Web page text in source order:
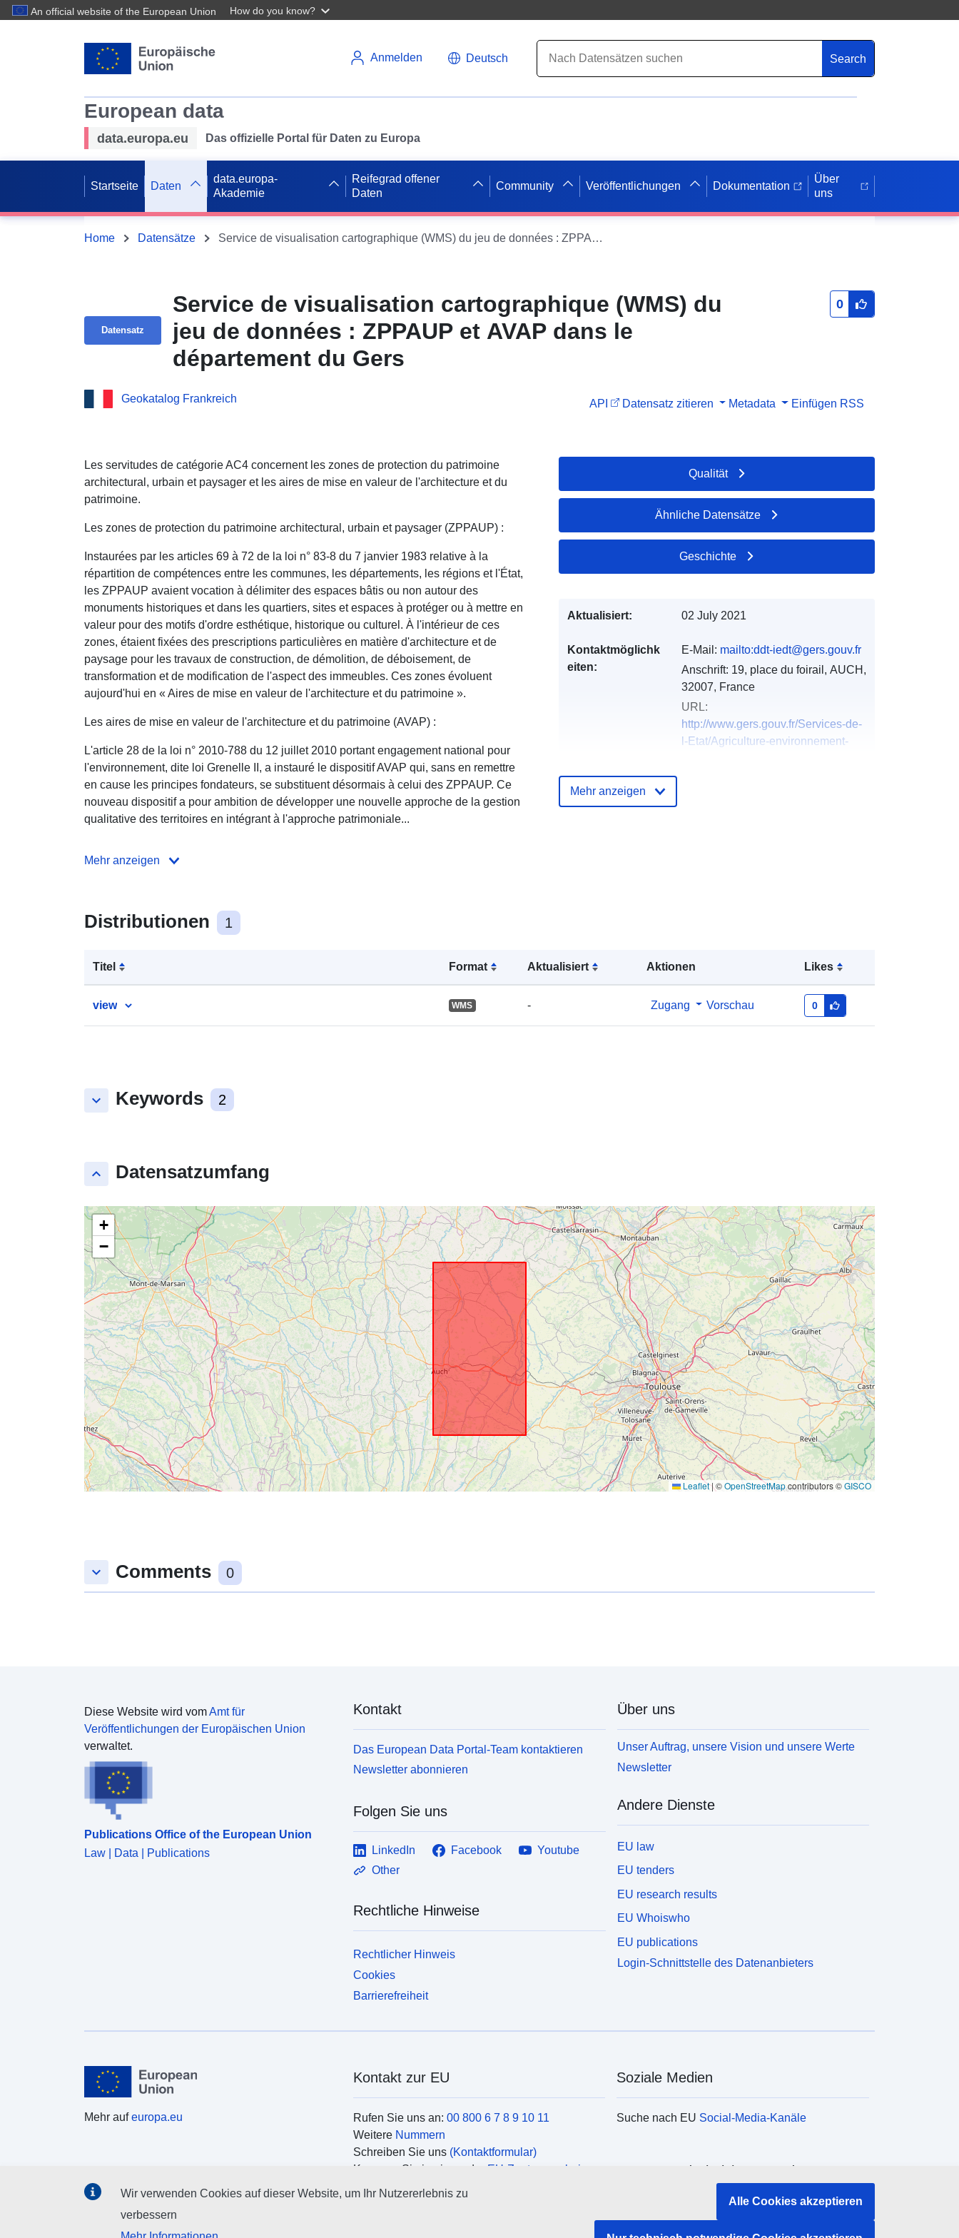
An official website of the European Union How do you know?
Anmelden Deutsch Search
European data
data.europa.eu Das offizielle Portal für Daten zu Europa
Startseite Daten
data.europa-
Akademie
Reifegrad offener
Daten
Community Veröffentlichungen Dokumentation
Über
uns
Home Datensätze Service de visualisation cartographique (WMS) du jeu de données : ZPPAUP et AVAP dans le département du Gers
Datensatz
Service de visualisation cartographique (WMS) du
jeu de données : ZPPAUP et AVAP dans le
département du Gers
0
Geokatalog Frankreich API Datensatz zitieren Metadata Einfügen RSS
Les servitudes de catégorie AC4 concernent les zones de protection du patrimoine
architectural, urbain et paysager et les aires de mise en valeur de l'architecture et du
patrimoine.
Les zones de protection du patrimoine architectural, urbain et paysager (ZPPAUP) :
Instaurées par les articles 69 à 72 de la loi n° 83-8 du 7 janvier 1983 relative à la
répartition de compétences entre les communes, les départements, les régions et l'État,
les ZPPAUP avaient vocation à délimiter des espaces bâtis ou non autour des
monuments historiques et dans les quartiers, sites et espaces à protéger ou à mettre en
valeur pour des motifs d'ordre esthétique, historique ou culturel. À l'intérieur de ces
zones, étaient fixées des prescriptions particulières en matière d'architecture et de
paysage pour les travaux de construction, de démolition, de déboisement, de
transformation et de modification de l'aspect des immeubles. Ces zones évoluent
aujourd'hui en « Aires de mise en valeur de l'architecture et du patrimoine ».
Les aires de mise en valeur de l'architecture et du patrimoine (AVAP) :
L'article 28 de la loi n° 2010-788 du 12 juillet 2010 portant engagement national pour
l'environnement, dite loi Grenelle II, a instauré le dispositif AVAP qui, sans en remettre
en cause les principes fondateurs, se substituent désormais à celui des ZPPAUP. Ce
nouveau dispositif a pour ambition de développer une nouvelle approche de la gestion
qualitative des territoires en intégrant à l'approche patrimoniale...
Mehr anzeigen
Distributionen 1
Titel Format Aktualisiert Aktionen Likes
view WMS - Zugang Vorschau 0
keyboard_arrow_down Keywords 2
keyboard_arrow_up Datensatzumfang
+
−
Leaflet|©OpenStreetMapcontributors ©GISCO
Qualität
Ähnliche Datensätze
Geschichte
Aktualisiert: 02 July 2021
Kontaktmöglichk
eiten:
E-Mail: mailto:ddt-iedt@gers.gouv.fr
Anschrift: 19, place du foirail, AUCH,
32007, France
URL:
http://www.gers.gouv.fr/Services-de-
l-Etat/Agriculture-environnement-
Verzeichnis der
Räumliche
41d5-a243-2a9c9c0df899
Typ:
Ressource:
http://inspire.ec.europa.eu/metadata-
codelist/ResourceType/services
Mehr anzeigen
keyboard_arrow_down Comments 0
Diese Website wird vomAmt für
Veröffentlichungen der Europäischen Union
verwaltet.
Publications Office of the European Union
Law | Data | Publications
Kontakt
Das European Data Portal-Team kontaktieren
Newsletter abonnieren
Folgen Sie uns
LinkedIn Facebook
Youtube
Other
Rechtliche Hinweise
Rechtlicher Hinweis
Cookies
Barrierefreiheit
Über uns
Unser Auftrag, unsere Vision und unsere Werte
Newsletter
Andere Dienste
EU law
EU tenders
EU research results
EU Whoiswho
EU publications
Login-Schnittstelle des Datenanbieters
Mehr aufeuropa.eu
Kontakt zur EU
Rufen Sie uns an: 00 800 6 7 8 9 10 11
Weitere Nummern
Schreiben Sie uns (Kontaktformular)
Kommen Sie in einem der EU-Zentren vorbei
Soziale Medien
Suche nach EU Social-Media-Kanäle
Organe und Einrichtungen der EU
Suche nach Institutionen und Einrichtungen der
Wir verwenden Cookies auf dieser Website, um Ihr Nutzererlebnis zu
verbessern
Alle Cookies akzeptieren